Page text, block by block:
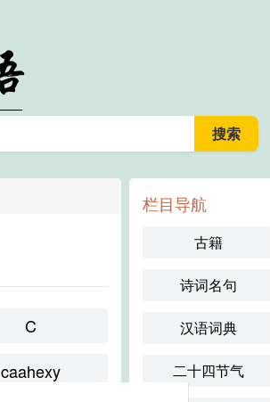
C
caahexy
栏目导航
古籍
诗词名句
汉语词典
二十四节气